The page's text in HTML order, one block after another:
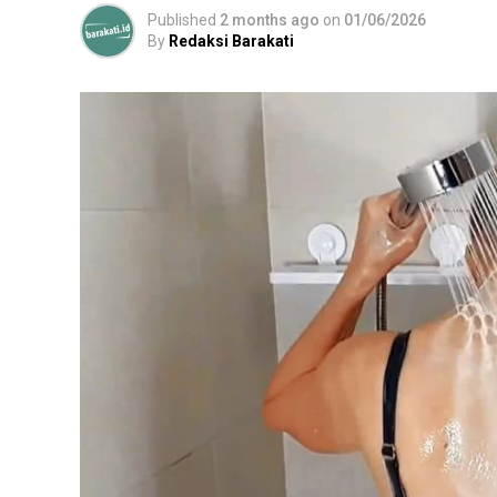
Published 2 months ago on 01/06/2026
By Redaksi Barakati